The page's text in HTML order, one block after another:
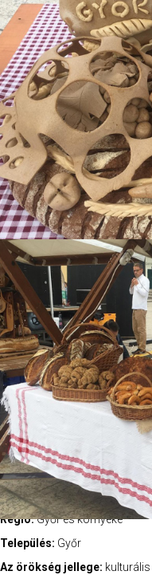
Régió:Győr és környéke
Település: Győr
Az örökség jellege: